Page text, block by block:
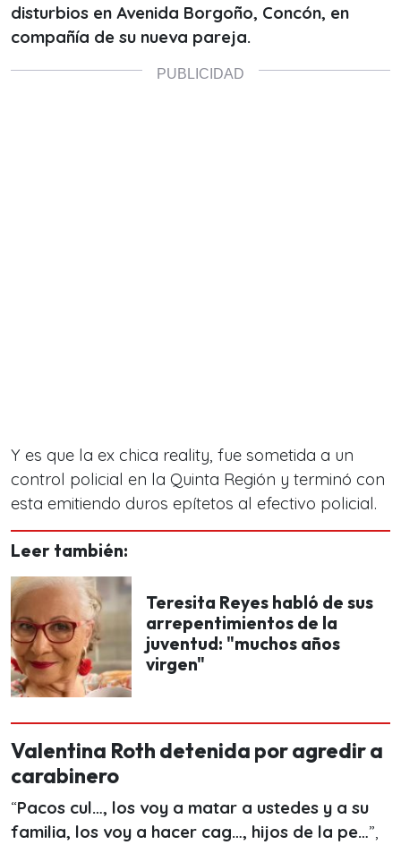
disturbios en Avenida Borgoño, Concón, en
compañía de su nueva pareja.
Y es que la ex chica reality, fue sometida a un
control policial en la Quinta Región y terminó con
esta emitiendo duros epítetos al efectivo policial.
Leer también:
Teresita Reyes habló de sus
arrepentimientos de la
juventud: "muchos años
virgen"
Valentina Roth detenida por agredir a
carabinero
“Pacos cul…, los voy a matar a ustedes y a su
familia, los voy a hacer cag…, hijos de la pe…”,